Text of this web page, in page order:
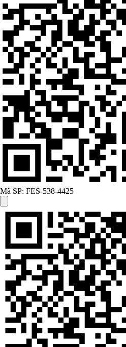
Mã SP: FES-538-4425